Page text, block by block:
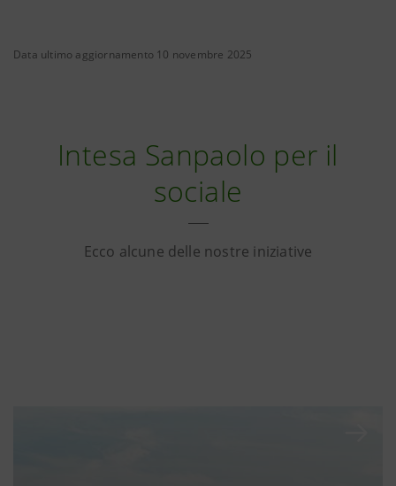
Data ultimo aggiornamento 10 novembre 2025
Intesa Sanpaolo per il
sociale
Ecco alcune delle nostre iniziative